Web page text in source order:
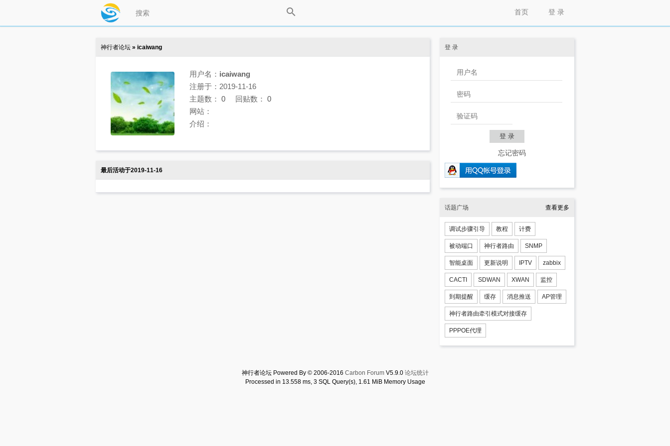
登 录
首页
神行者论坛 » icaiwang
用户名： icaiwang
注册于：2019-11-16
主题数： 0 回贴数： 0
网站：
介绍：
最后活动于2019-11-16
登 录
忘记密码
话题广场 查看更多
调试步骤引导 教程 计费
被动端口 神行者路由 SNMP
智能桌面 更新说明 IPTV zabbix
CACTI SDWAN XWAN 监控
到期提醒 缓存 消息推送 AP管理
神行者路由牵引模式对接缓存
PPPOE代理
神行者论坛 Powered By © 2006-2016 Carbon ForumV5.9.0 论坛统计
Processed in 13.558 ms, 3 SQL Query(s), 1.61 MiB Memory Usage